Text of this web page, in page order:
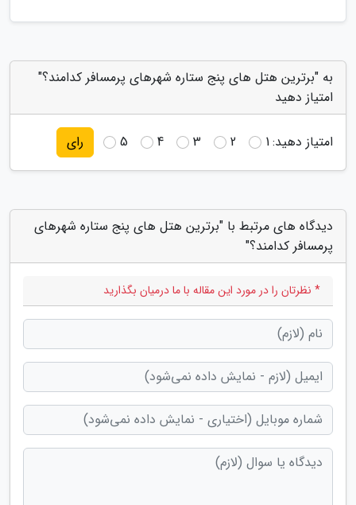
به "برترین هتل های پنج ستاره شهرهای پرمسافر کدامند؟"
امتیاز دهید
امتیاز دهید:1
2
3
4
5 رای
دیدگاه های مرتبط با "برترین هتل های پنج ستاره شهرهای
پرمسافر کدامند؟"
* نظرتان را در مورد این مقاله با ما درمیان بگذارید